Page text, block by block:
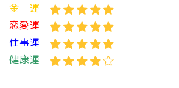
金 運
恋愛運
仕事運
健康運